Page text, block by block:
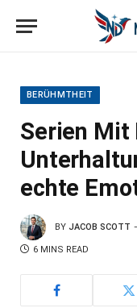
BERÜHMTHEIT
Serien Mit
echte
BY JACOB SCOTT
6 MINS READ